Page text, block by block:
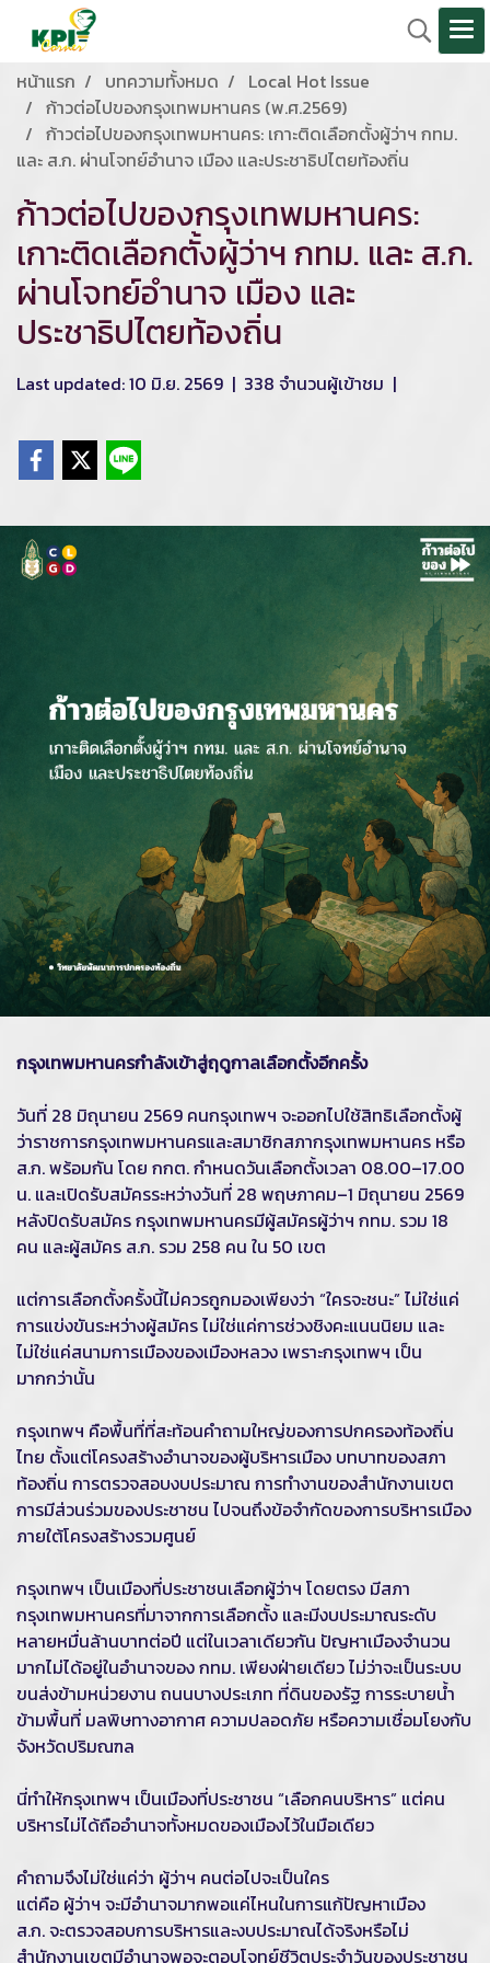
หน้าแรก บทความทั้งหมด
Local Hot Issue
ก้าวต่อไปของกรุงเทพมหานคร (พ.ศ.2569)
ก้าวต่อไปของกรุงเทพมหานคร: เกาะติดเลือกตั้งผู้ว่าฯ กทม.
และ ส.ก. ผ่านโจทย์อำนาจ เมือง และประชาธิปไตยท้องถิ่น
ก้าวต่อไปของกรุงเทพมหานคร:
เกาะติดเลือกตั้งผู้ว่าฯ กทม. และ ส.ก.
ผ่านโจทย์อำนาจ เมือง และ
ประชาธิปไตยท้องถิ่น
Last updated: 10 มิ.ย. 2569 | 338 จำนวนผู้เข้าชม |
กรุงเทพมหานครกำลังเข้าสู่ฤดูกาลเลือกตั้งอีกครั้ง
วันที่ 28 มิถุนายน 2569 คนกรุงเทพฯ จะออกไปใช้สิทธิเลือกตั้งผู้
ว่าราชการกรุงเทพมหานครและสมาชิกสภากรุงเทพมหานคร หรือ
ส.ก. พร้อมกัน โดย กกต. กำหนดวันเลือกตั้งเวลา 08.00–17.00
น. และเปิดรับสมัครระหว่างวันที่ 28 พฤษภาคม–1 มิถุนายน 2569
หลังปิดรับสมัคร กรุงเทพมหานครมีผู้สมัครผู้ว่าฯ กทม. รวม 18
คน และผู้สมัคร ส.ก. รวม 258 คน ใน 50 เขต
แต่การเลือกตั้งครั้งนี้ไม่ควรถูกมองเพียงว่า “ใครจะชนะ” ไม่ใช่แค่
การแข่งขันระหว่างผู้สมัคร ไม่ใช่แค่การช่วงชิงคะแนนนิยม และ
ไม่ใช่แค่สนามการเมืองของเมืองหลวง เพราะกรุงเทพฯ เป็น
มากกว่านั้น
กรุงเทพฯ คือพื้นที่ที่สะท้อนคำถามใหญ่ของการปกครองท้องถิ่น
ไทย ตั้งแต่โครงสร้างอำนาจของผู้บริหารเมือง บทบาทของสภา
ท้องถิ่น การตรวจสอบงบประมาณ การทำงานของสำนักงานเขต
การมีส่วนร่วมของประชาชน ไปจนถึงข้อจำกัดของการบริหารเมือง
ภายใต้โครงสร้างรวมศูนย์
กรุงเทพฯ เป็นเมืองที่ประชาชนเลือกผู้ว่าฯ โดยตรง มีสภา
กรุงเทพมหานครที่มาจากการเลือกตั้ง และมีงบประมาณระดับ
หลายหมื่นล้านบาทต่อปี แต่ในเวลาเดียวกัน ปัญหาเมืองจำนวน
มากไม่ได้อยู่ในอำนาจของ กทม. เพียงฝ่ายเดียว ไม่ว่าจะเป็นระบบ
ขนส่งข้ามหน่วยงาน ถนนบางประเภท ที่ดินของรัฐ การระบายน้ำ
ข้ามพื้นที่ มลพิษทางอากาศ ความปลอดภัย หรือความเชื่อมโยงกับ
จังหวัดปริมณฑล
นี่ทำให้กรุงเทพฯ เป็นเมืองที่ประชาชน “เลือกคนบริหาร” แต่คน
บริหารไม่ได้ถืออำนาจทั้งหมดของเมืองไว้ในมือเดียว
คำถามจึงไม่ใช่แค่ว่า ผู้ว่าฯ คนต่อไปจะเป็นใคร
แต่คือ ผู้ว่าฯ จะมีอำนาจมากพอแค่ไหนในการแก้ปัญหาเมือง
ส.ก. จะตรวจสอบการบริหารและงบประมาณได้จริงหรือไม่
สำนักงานเขตมีอำนาจพอจะตอบโจทย์ชีวิตประจำวันของประชาชน